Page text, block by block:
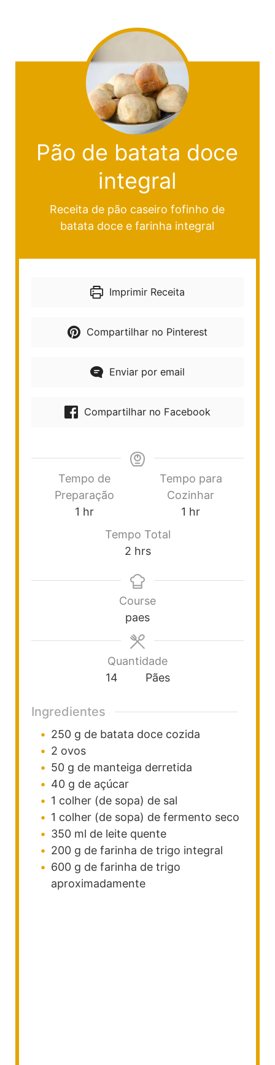
Pão de batata doce
integral
Receita de pão caseiro fofinho de
batata doce e farinha integral
Imprimir Receita
Compartilhar no Pinterest
Enviar por email
Compartilhar no Facebook
Tempo de
Preparação
1 hr
Tempo para
Cozinhar
1 hr
Tempo Total
2 hrs
Course
paes
Quantidade
14
Pães
Ingredientes
250 g de batata doce cozida
2 ovos
50 g de manteiga derretida
40 g de açúcar
1 colher (de sopa) de sal
1 colher (de sopa) de fermento seco
350 ml de leite quente
200 g de farinha de trigo integral
600 g de farinha de trigo
aproximadamente